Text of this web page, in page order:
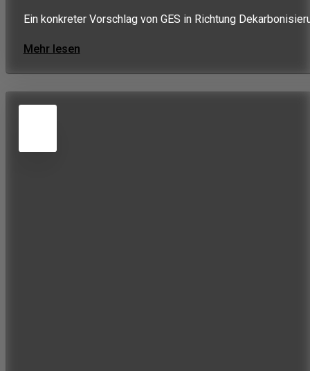
Ein konkreter Vorschlag von GES in Richtung
Mehr lesen